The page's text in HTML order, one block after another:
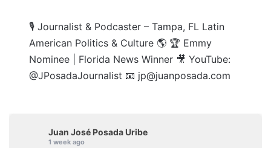
🎙️ Journalist & Podcaster – Tampa, FL Latin
American Politics & Culture 🌎 🏆 Emmy
Nominee | Florida News Winner 🎥 YouTube:
@JPosadaJournalist 📧 jp@juanposada.com
Juan José Posada Uribe
1 week ago